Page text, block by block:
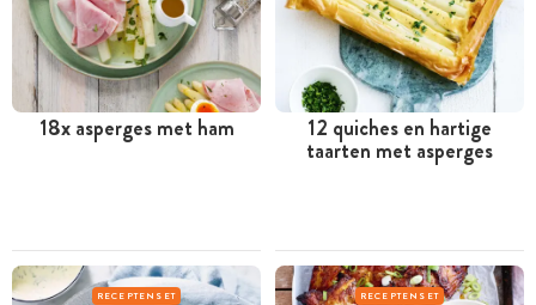
18x asperges met ham 12 quiches en hartige
taarten met asperges
RECEPTENSET RECEPTENSET